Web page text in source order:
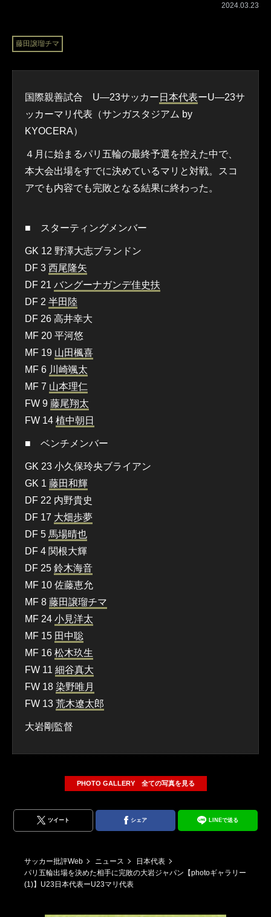
2024.03.23
藤田譲瑠チマ
国際親善試合 U―23サッカー 日本代表ーU―23サ
ッカーマリ代表（サンガスタジアム by
KYOCERA）
４月に始まるパリ五輪の最終予選を控えた中で、
本大会出場をすでに決めているマリと対戦。スコ
アでも内容でも完敗となる結果に終わった。
■ スターティングメンバー
GK 12 野澤大志ブランドン
DF 3 西尾隆矢
DF 21 バングーナガンデ佳史扶
DF 2 半田陸
DF 26 高井幸大
MF 20 平河悠
MF 19 山田楓喜
MF 6 川崎颯太
MF 7 山本理仁
FW 9 藤尾翔太
FW 14 植中朝日
■ ベンチメンバー
GK 23 小久保玲央ブライアン
GK 1 藤田和輝
DF 22 内野貴史
DF 17 大畑歩夢
DF 5 馬場晴也
DF 4 関根大輝
DF 25 鈴木海音
MF 10 佐藤恵允
MF 8 藤田譲瑠チマ
MF 24 小見洋太
MF 15 田中聡
MF 16 松木玖生
FW 11 細谷真大
FW 18 染野唯月
FW 13 荒木遼太郎
大岩剛監督
PHOTO GALLERY 全ての写真を見る
ツイート シェア LINEで送る
サッカー批評Web ニュース
日本代表
パリ五輪出場を決めた相手に完敗の大岩ジャパン【photoギャラリー
(1)】U23日本代表ーU23マリ代表